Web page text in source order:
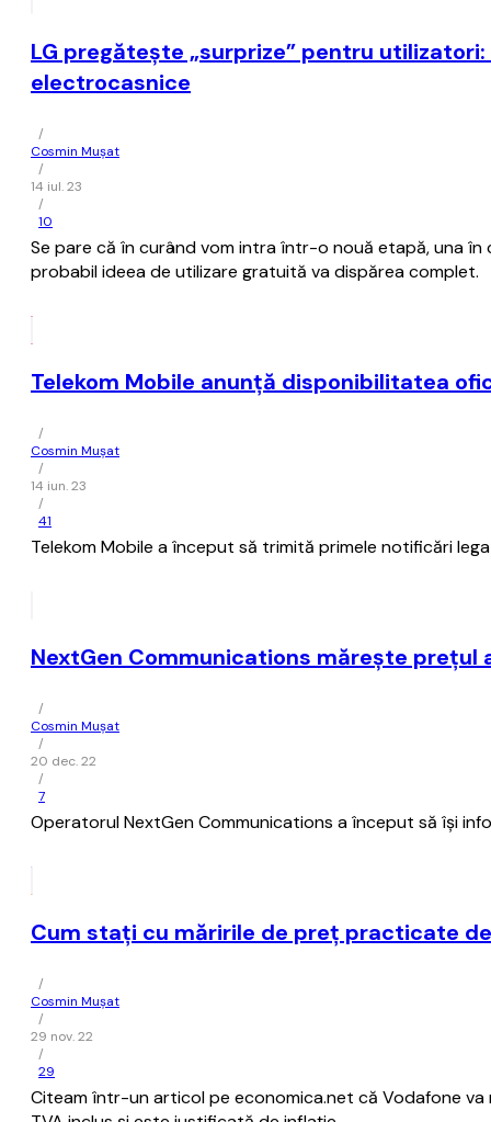
LG pregăteşte „surprize” pentru
electrocasnice
/
Cosmin Mușat
/
14 iul. 23
/
10
Se pare că în curând vom intra într-o nouă etapă, una
probabil ideea de utilizare gratuită va dispărea complet.
Telekom Mobile anunţă disponibilitatea
/
Cosmin Mușat
/
14 iun. 23
/
41
Telekom Mobile a început să trimită primele notificări
NextGen Communications măreşte preţul
/
Cosmin Mușat
/
20 dec. 22
/
7
Operatorul NextGen Communications a început să îşi
Cum staţi cu măririle de preţ practicate
/
Cosmin Mușat
/
29 nov. 22
/
29
Citeam într-un articol pe economica.net că Vodafone